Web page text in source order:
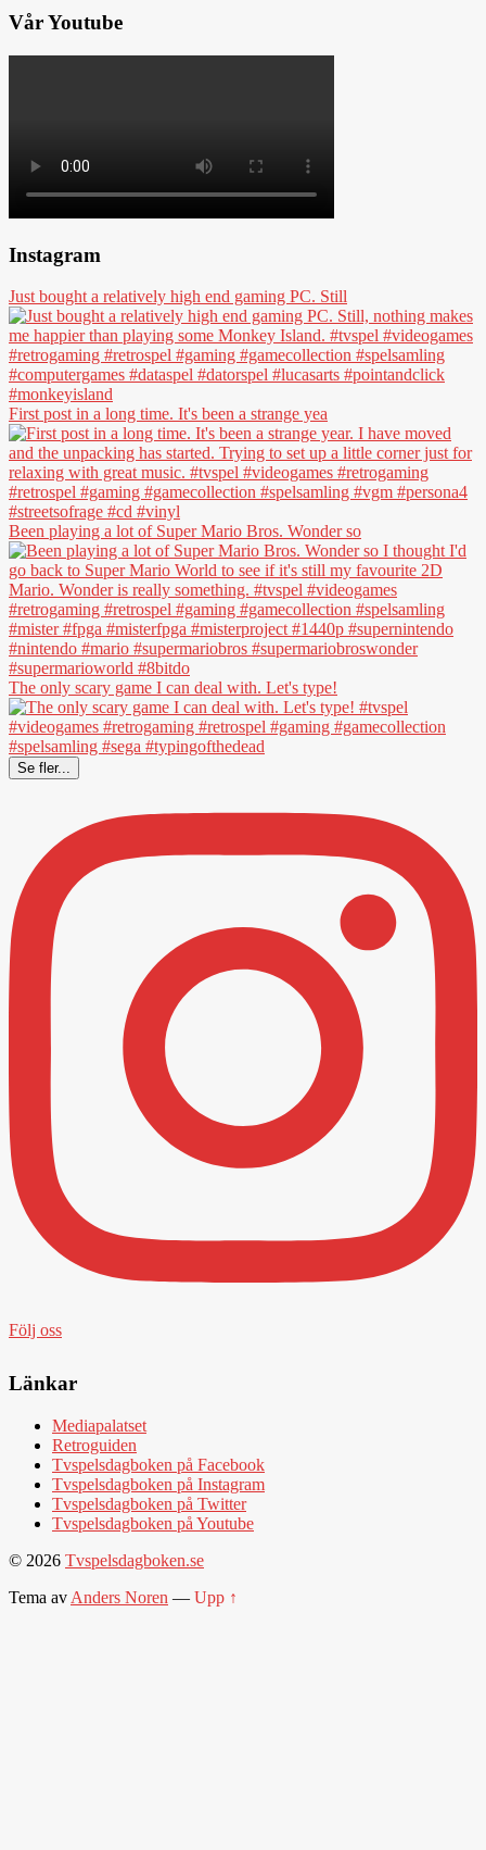
Vår Youtube
Instagram
Just bought a relatively high end gaming PC. Still
First post in a long time. It's been a strange yea
Been playing a lot of Super Mario Bros. Wonder so
The only scary game I can deal with. Let's type!
Se fler...
Följ oss
Länkar
Mediapalatset
Retroguiden
Tvspelsdagboken på Facebook
Tvspelsdagboken på Instagram
Tvspelsdagboken på Twitter
Tvspelsdagboken på Youtube
© 2026 Tvspelsdagboken.se
Tema av Anders Noren — Upp ↑